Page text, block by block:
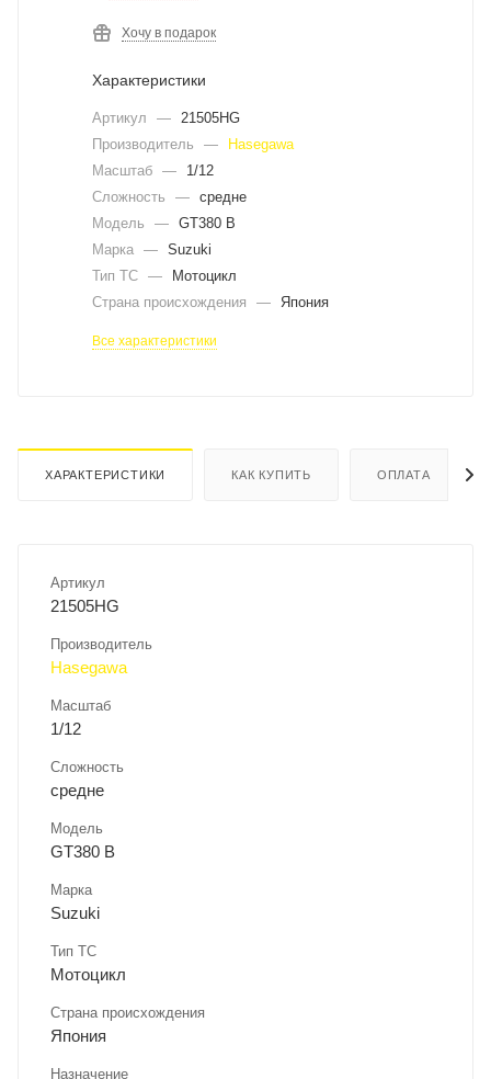
Хочу в подарок
Характеристики
Артикул —
21505HG
Производитель
—
Hasegawa
Масштаб —
1/12
Сложность
— средне
Модель
— GT380 B
Марка — Suzuki
Тип ТС —
Мотоцикл
Страна происхождения
— Япония
Все характеристики
ХАРАКТЕРИСТИКИ КАК КУПИТЬ ОПЛАТА
Артикул
21505HG
Производитель
Hasegawa
Масштаб
1/12
Сложность
средне
Модель
GT380 B
Марка
Suzuki
Тип ТС
Мотоцикл
Страна происхождения
Япония
Назначение